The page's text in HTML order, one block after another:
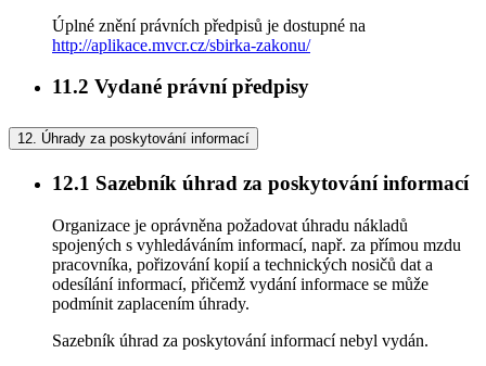
Úplné znění právních předpisů je dostupné na
http://aplikace.mvcr.cz/sbirka-zakonu/
11.2 Vydané právní předpisy
12. Úhrady za poskytování informací
12.1 Sazebník úhrad za poskytování informací
Organizace je oprávněna požadovat úhradu nákladů
spojených s vyhledáváním informací, např. za přímou mzdu
pracovníka, pořizování kopií a technických nosičů dat a
odesílání informací, přičemž vydání informace se může
podmínit zaplacením úhrady.
Sazebník úhrad za poskytování informací nebyl vydán.